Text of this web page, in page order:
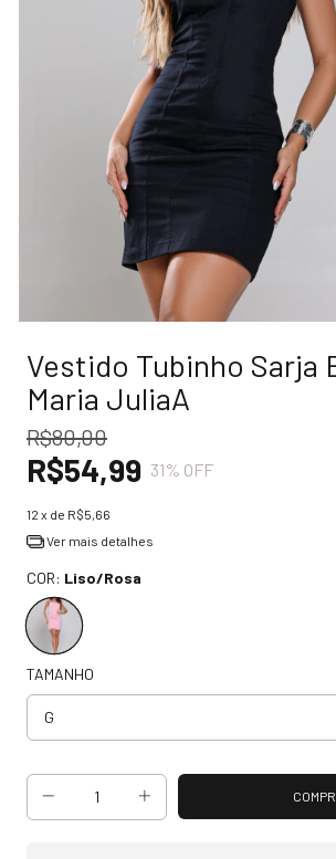
Vestido Tubinho Sarja
Maria JuliaA
R$80,00
R$54,99 31% OFF
12 x de R$5,66
Ver mais detalhes
COR: Liso/Rosa
TAMANHO